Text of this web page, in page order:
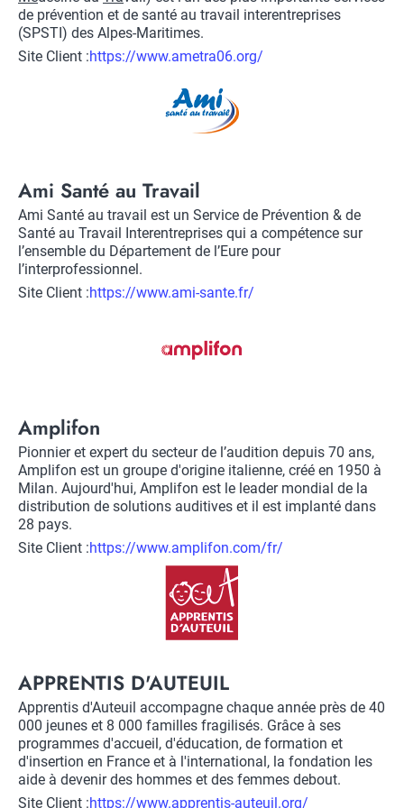
de prévention et de santé au travail interentreprises
(SPSTI) des Alpes-Maritimes.
Site Client :Lien
https://www.ametra06.org/
Title
Ami Santé au Travail
Description
Ami Santé au travail est un Service de Prévention & de
Santé au Travail Interentreprises qui a compétence sur
l’ensemble du Département de l’Eure pour
l’interprofessionnel.
Site Client :Lien
https://www.ami-sante.fr/
Title
Amplifon
Description
Pionnier et expert du secteur de l’audition depuis 70 ans,
Amplifon est un groupe d'origine italienne, créé en 1950 à
Milan. Aujourd'hui, Amplifon est le leader mondial de la
distribution de solutions auditives et il est implanté dans
28 pays.
Site Client :Lien
https://www.amplifon.com/fr/
Logo
Title
APPRENTIS D'AUTEUIL
Description
Apprentis d'Auteuil accompagne chaque année près de 40
000 jeunes et 8 000 familles fragilisés. Grâce à ses
programmes d'accueil, d'éducation, de formation et
d'insertion en France et à l'international, la fondation les
aide à devenir des hommes et des femmes debout.
Site Client :Lien
https://www.apprentis-auteuil.org/